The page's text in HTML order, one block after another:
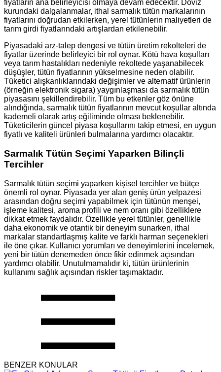
fiyatların ana belirleyicisi olmaya devam edecektir. Döviz
kurundaki dalgalanmalar, ithal sarmalık tütün markalarının
fiyatlarını doğrudan etkilerken, yerel tütünlerin maliyetleri de
tarım girdi fiyatlarındaki artışlardan etkilenebilir.
Piyasadaki arz-talep dengesi ve tütün üretim rekolteleri de
fiyatlar üzerinde belirleyici bir rol oynar. Kötü hava koşulları
veya tarım hastalıkları nedeniyle rekoltede yaşanabilecek
düşüşler, tütün fiyatlarının yükselmesine neden olabilir.
Tüketici alışkanlıklarındaki değişimler ve alternatif ürünlerin
(örneğin elektronik sigara) yaygınlaşması da sarmalık tütün
piyasasını şekillendirebilir. Tüm bu etkenler göz önüne
alındığında, sarmalık tütün fiyatlarının mevcut koşullar altında
kademeli olarak artış eğiliminde olması beklenebilir.
Tüketicilerin güncel piyasa koşullarını takip etmesi, en uygun
fiyatlı ve kaliteli ürünleri bulmalarına yardımcı olacaktır.
Sarmalık Tütün Seçimi Yaparken Bilinçli
Tercihler
Sarmalık tütün seçimi yaparken kişisel tercihler ve bütçe
önemli rol oynar. Piyasada yer alan geniş ürün yelpazesi
arasından doğru seçimi yapabilmek için tütünün menşei,
işleme kalitesi, aroma profili ve nem oranı gibi özelliklere
dikkat etmek faydalıdır. Özellikle yerel tütünler, genellikle
daha ekonomik ve otantik bir deneyim sunarken, ithal
markalar standartlaşmış kalite ve farklı harman seçenekleri
ile öne çıkar. Kullanıcı yorumları ve deneyimlerini incelemek,
yeni bir tütün denemeden önce fikir edinmek açısından
yardımcı olabilir. Unutulmamalıdır ki, tütün ürünlerinin
kullanımı sağlık açısından riskler taşımaktadır.
BENZER KONULAR